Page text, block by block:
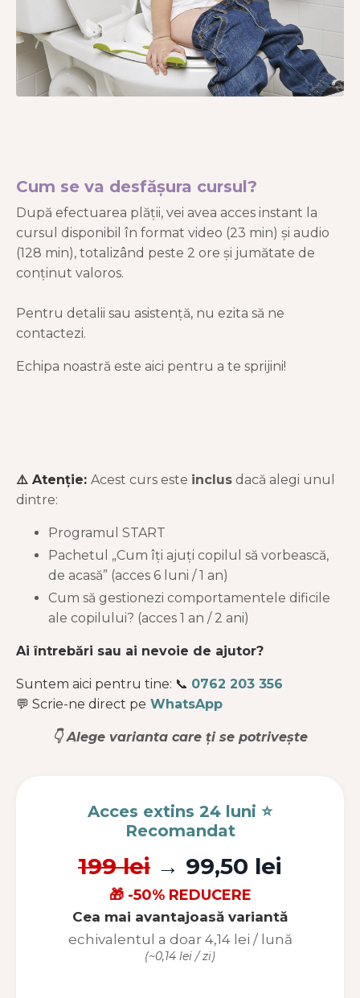
Cum se va desfășura cursul?
După efectuarea plății, vei avea acces instant la
cursul disponibil în format video (23 min) și audio
(128 min), totalizând peste 2 ore și jumătate de
conținut valoros.
Pentru detalii sau asistență, nu ezita să ne
contactezi.
Echipa noastră este aici pentru a te sprijini!
⚠️ Atenție: Acest curs este inclus dacă alegi unul
dintre:
Programul START
Pachetul „Cum îți ajuți copilul să vorbească,
de acasă” (acces 6 luni / 1 an)
Cum să gestionezi comportamentele dificile
ale copilului? (acces 1 an / 2 ani)
Ai întrebări sau ai nevoie de ajutor?
Suntem aici pentru tine: 📞 0762 203 356
💬 Scrie-ne direct pe WhatsApp
👇 Alege varianta care ți se potrivește
Acces extins 24 luni ⭐
Recomandat
199 lei → 99,50 lei
🎁 -50% REDUCERE
Cea mai avantajoasă variantă
echivalentul a doar 4,14 lei / lună
(~0,14 lei / zi)